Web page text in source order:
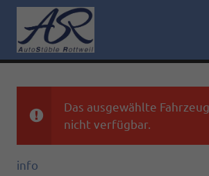
Das ausgewählte
nicht verfügbar.
info